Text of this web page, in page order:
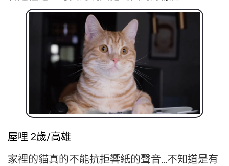
屋哩 2歲/高雄
家裡的貓真的不能抗拒響紙的聲音...不知道是有